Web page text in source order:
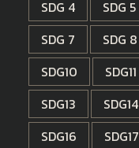
SDG 4
SDG 5
SDG 7
SDG 8
SDG10
SDG11
SDG13
SDG14
SDG16
SDG17